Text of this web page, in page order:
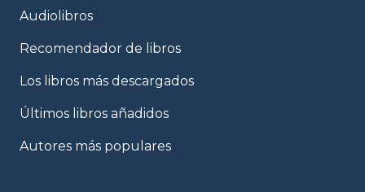
Audiolibros
Recomendador de libros
Los libros más descargados
Últimos libros añadidos
Autores más populares